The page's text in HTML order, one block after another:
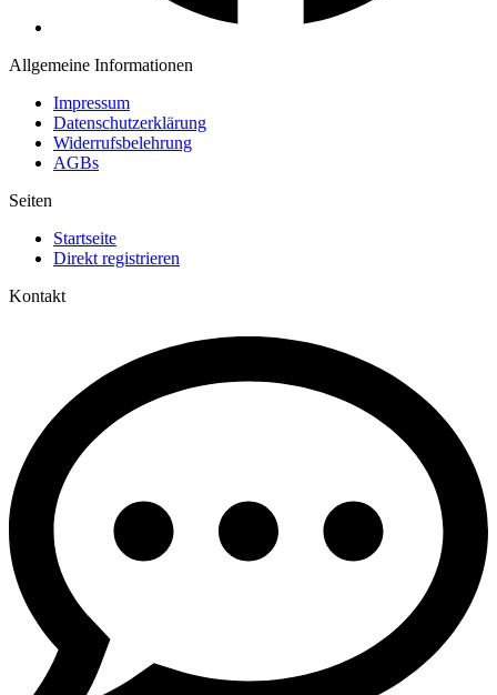
Allgemeine Informationen
Impressum
Datenschutzerklärung
Widerrufsbelehrung
AGBs
Seiten
Startseite
Direkt registrieren
Kontakt